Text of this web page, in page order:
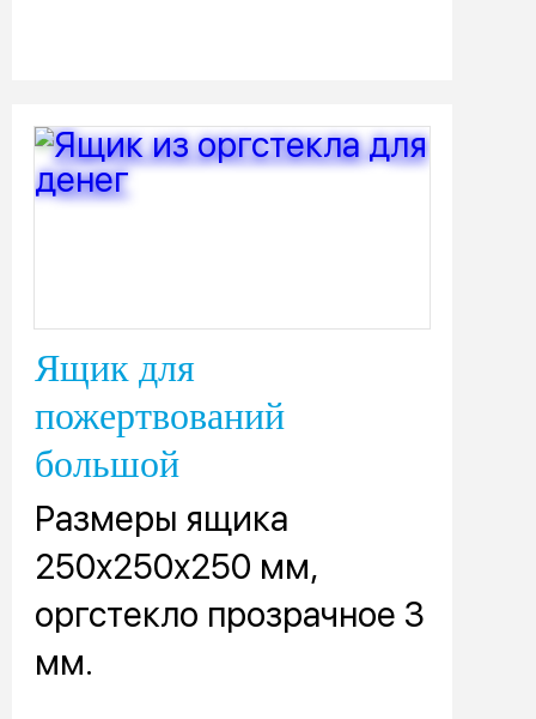
Ящик для
пожертвований
большой
Размеры ящика
250х250х250 мм,
оргстекло прозрачное 3
мм.